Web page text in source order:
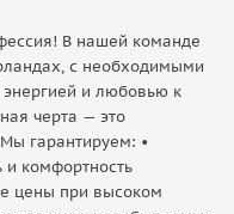
В нашей команде
с необходимыми
и любовью к
черта — это
гарантируем: •
и комфортность
цены при высоком